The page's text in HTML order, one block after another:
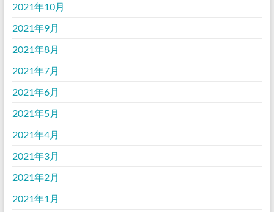
2021年10月
2021年9月
2021年8月
2021年7月
2021年6月
2021年5月
2021年4月
2021年3月
2021年2月
2021年1月